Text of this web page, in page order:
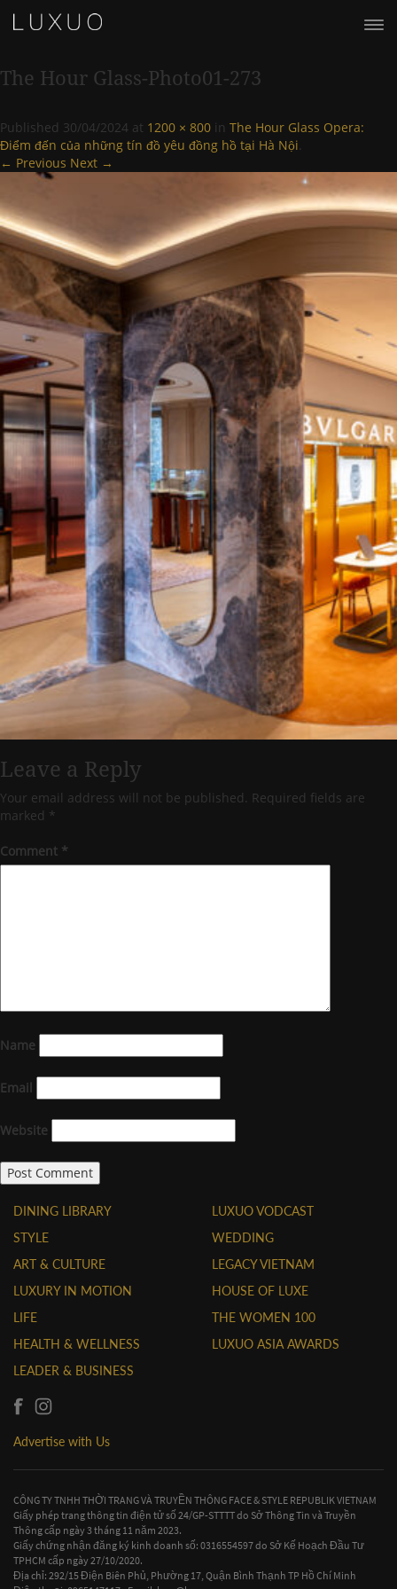
The Hour Glass-Photo01-273
Published 30/04/2024 at 1200 × 800 in The Hour Glass Opera:
Điểm đến của những tín đồ yêu đồng hồ tại Hà Nội.
← Previous Next →
Leave a Reply
Your email address will not be published. Required fields are
marked *
Comment *
Name
Email
Website
DINING LIBRARY
STYLE
ART & CULTURE
LUXURY IN MOTION
LIFE
HEALTH & WELLNESS
LEADER & BUSINESS
LUXUO VODCAST
WEDDING
LEGACY VIETNAM
HOUSE OF LUXE
THE WOMEN 100
LUXUO ASIA AWARDS
Advertise with Us
CÔNG TY TNHH THỜI TRANG VÀ TRUYỀN THÔNG FACE & STYLE REPUBLIK VIETNAM
Giấy phép trang thông tin điện tử số 24/GP-STTTT do Sở Thông Tin và Truyền
Thông cấp ngày 3 tháng 11 năm 2023.
Giấy chứng nhận đăng ký kinh doanh số: 0316554597 do Sở Kế Hoạch Đầu Tư
TPHCM cấp ngày 27/10/2020.
Địa chỉ: 292/15 Điện Biên Phủ, Phường 17, Quận Bình Thạnh TP Hồ Chí Minh